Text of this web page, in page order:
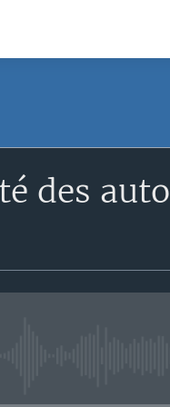
des